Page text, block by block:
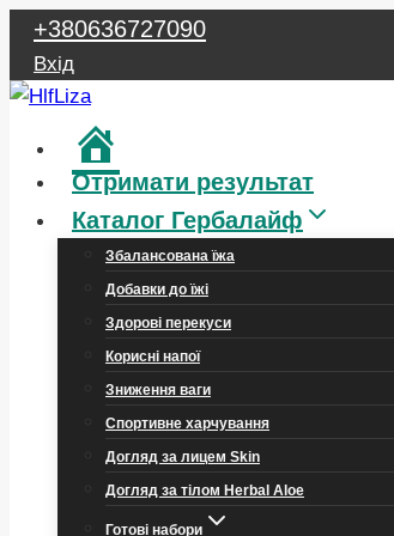
Перейти
вмісту
+380636727090
Вхід
Отримати результат
Каталог Гербалайф
Збалансована їжа
Добавки до їжі
Здорові перекуси
Корисні напої
Зниження ваги
Спортивне харчування
Догляд за лицем Skin
Догляд за тілом Herbal Aloe
Готові набори